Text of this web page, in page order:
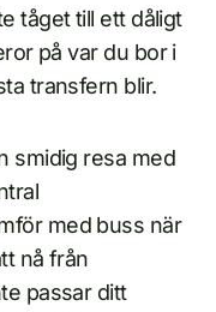
tåget till ett dåligt
på var du bor i
transfern blir.
smidig resa med
med buss när
nå från
passar ditt